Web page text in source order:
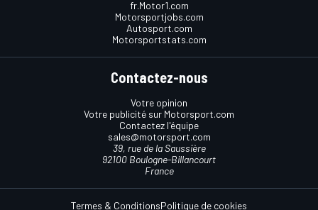
fr.Motor1.com
Motorsportjobs.com
Autosport.com
Motorsportstats.com
Contactez-nous
Votre opinion
Votre publicité sur Motorsport.com
Contactez l'équipe
sales@motorsport.com
39, rue de la Saussière
92100 Boulogne-Billancourt
France
Termes & ConditionsPolitique de cookies